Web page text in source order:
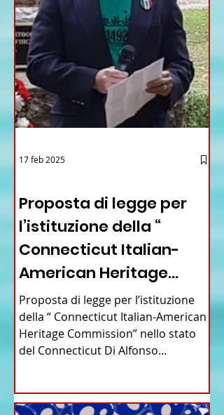
Proposta di legge per
l’istituzione della “
Connecticut Italian-
American Heritage
Commission” nello stato
del Connecticut
Proposta di legge per l’istituzione
della “ Connecticut Italian-American
Heritage Commission” nello stato
del Connecticut Di Alfonso...
17 feb 2025